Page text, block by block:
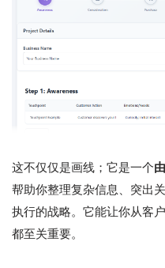
这不仅仅是画线；它是一个
帮助你整理复杂信息、突出
执行的战略。它能让你从客
都至关重要。